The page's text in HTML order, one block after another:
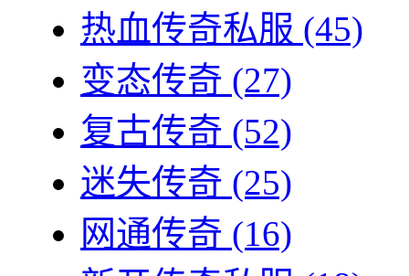
热血传奇私服 (45)
变态传奇 (27)
复古传奇 (52)
迷失传奇 (25)
网通传奇 (16)